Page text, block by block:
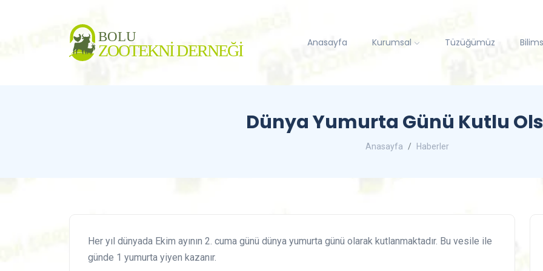
Anasayfa Kurumsal Tüzüğümüz
Dünya Yumurta Günü Kutlu
Anasayfa Haberler
Her yıl dünyada Ekim ayının 2. cuma günü dünya yumurta günü olarak kutlanmaktadır. Bu vesile ile
günde 1 yumurta yiyen kazanır.